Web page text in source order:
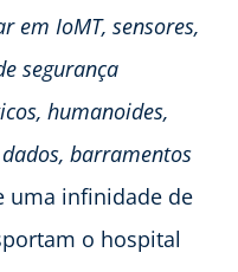
em IoMT, sensores,
segurança
humanoides,
barramentos
uma infinidade de
o hospital